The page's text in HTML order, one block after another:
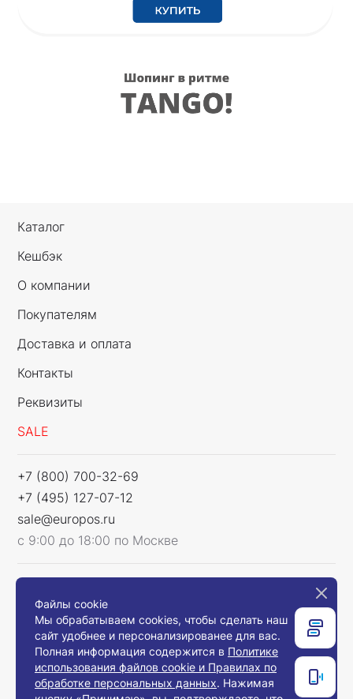
Каталог
Кешбэк
О компании
Покупателям
Доставка и оплата
Контакты
Реквизиты
SALE
+7 (800) 700-32-69
+7 (495) 127-07-12
sale@europos.ru
с 9:00 до 18:00 по Москве
Связаться с нами
Файлы cookie
Мы обрабатываем cookies, чтобы сделать наш
сайт удобнее и персонализированее для вас.
Полная информация содержится в Политике
использования файлов cookie и Правилах по
обработке персональных данных. Нажимая